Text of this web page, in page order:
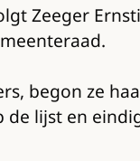
Zeeger
begon ze
de lijst en